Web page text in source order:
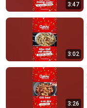
3:47
3:02
3:26